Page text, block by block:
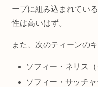
ープに組み込まれてい
性は高いはず。
また、次のティーンの
ソフィー・ネリス
ソフィー・サッチ